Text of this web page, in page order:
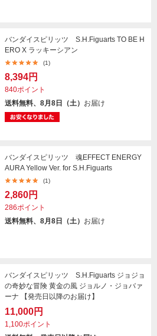
バンダイスピリッツ S.H.Figuarts TO BE H
ERO X ラッキーシアン
(1)
8,394円
840ポイント
送料無料、8月8日（土） お届け
バンダイスピリッツ 魂EFFECT ENERGY
AURA Yellow Ver. for S.H.Figuarts
(1)
2,860円
286ポイント
送料無料、8月8日（土） お届け
バンダイスピリッツ S.H.Figuarts ジョジョ
の奇妙な冒険 黄金の風 ジョルノ・ジョバァ
ーナ 【発売日以降のお届け】
11,000円
1,100ポイント